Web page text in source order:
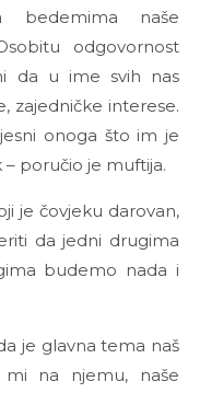
naše
odgovornost
da u ime svih nas
zajedničke interese.
onoga što im je
poručio je muftija.
je čovjeku darovan,
da jedni drugima
budemo nada i
je glavna tema naš
na njemu, naše